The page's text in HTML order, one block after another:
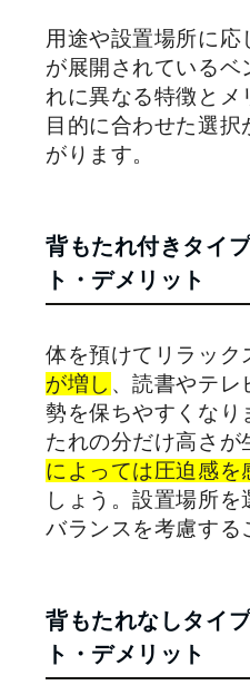
用途や設置場所に
が展開されている
れに異なる特徴とメ
目的に合わせた選
がります。
背もたれ付きタイ
ト・デメリット
体を預けてリラック
が増し 、読書やテレ
勢を保ちやすくなり
たれの分だけ高さが
によっては圧迫感を
しょう。設置場所
バランスを考慮する
背もたれなしタイ
ト・デメリット